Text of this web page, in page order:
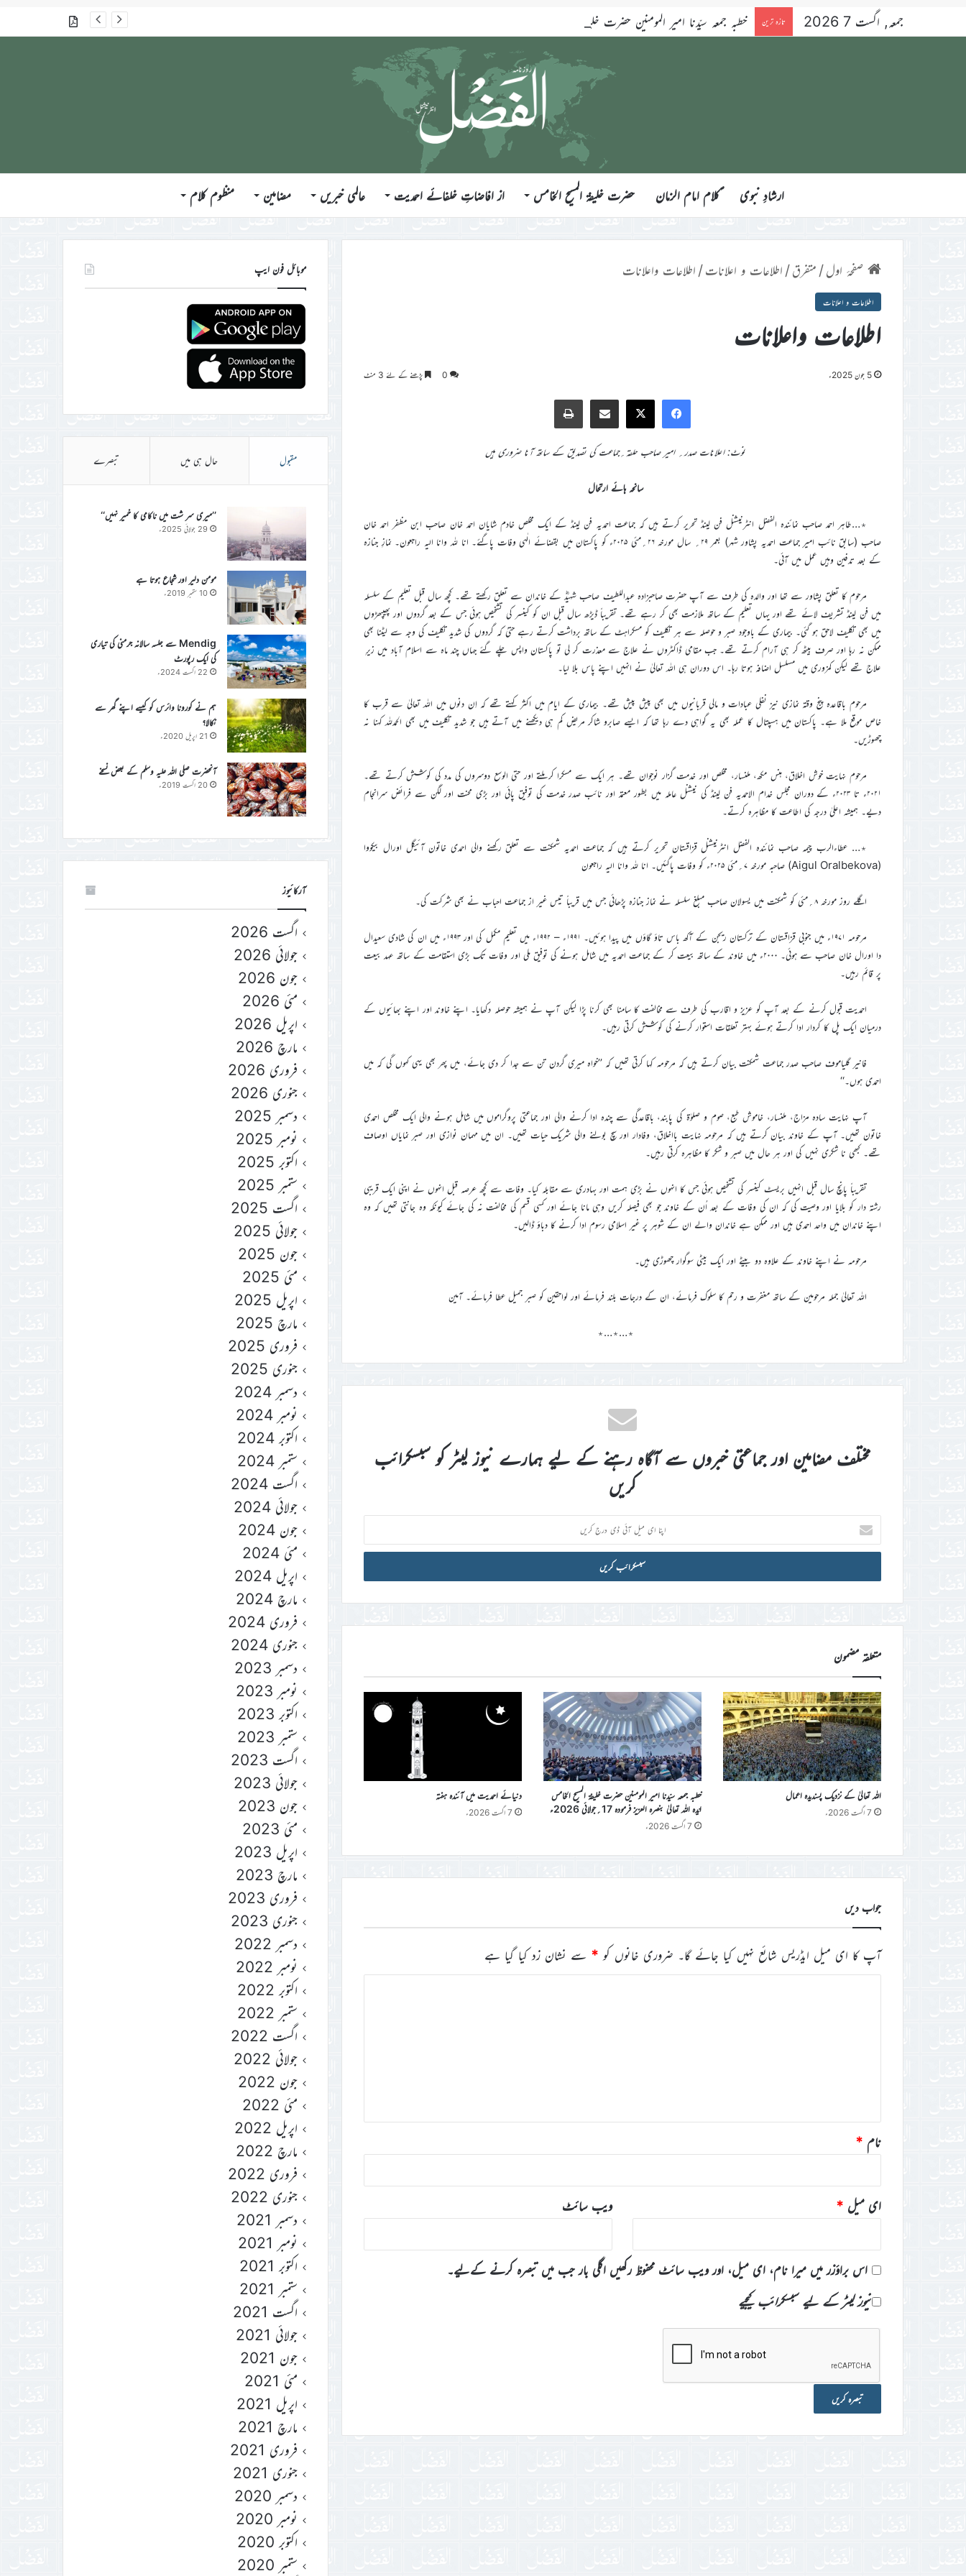
جمعہ, اگست 7 2026 تازہ ترین خطبہ جمعہ سیّدنا امیر المومنین حضرت خلیفۃ المسیح الخامس ایّدہ اللہ تعالیٰ بنصرہ العزیز فرمودہ 17؍جولائی 2026ء گذشتہ شمارے
ارشادِ نبوی ؑکلام امام الزمان حضرت خلیفۃ المسیح الخامس از افاضاتِ خلفائے احمدیت عالمی خبریں مضامین منظوم کلام
صفحۂ اول/ متفرق/ اطلاعات و اعلانات/ اطلاعات واعلانات
اطلاعات و اعلانات
اطلاعات واعلانات
5 جون 2025ء 0 پڑھنے کے لئے 3 منٹ
Facebook
X
Share via Email
Print
نوٹ: اعلانات صدر؍ امیر صاحب حلقہ؍جماعت کی تصدیق کے ساتھ آنا ضروری ہیں
سانحہ ہائے ارتحال
٭…طاہر احمد صاحب نمائندہ الفضل انٹرنیشنل فن لینڈ تحریر کرتے ہیں کہ جماعت احمدیہ فن لینڈ کے ایک مخلص خادم شایان احمد خان صاحب ابن مظفر احمد خان
صاحب (سابق نائب امیر جماعت احمدیہ پشاور شہر) بعمر ۲۹؍ سال مورخہ ۲۶؍مئی ۲۰۲۵ء کو پاکستان میں بقضائے الٰہی وفات پاگئے۔ انا للہ وانا الیہ راجعون۔ نمازِ جنازہ
کے بعد تدفین وہیں عمل میں آئی۔
مرحوم کا تعلق پشاور سے تھا اور والدہ کی طرف سے آپ حضرت صاحبزادہ عبداللطیف صاحب شہیدؓ کے خاندان سے تعلق رکھتے تھے۔ کچھ سال قبل تعلیم کے سلسلہ
میں فن لینڈ تشریف لائے تھے اور یہاں تعلیم کے ساتھ ملازمت بھی کر رہے تھے۔ تقریباً ڈیڑھ سال قبل ان کو کینسر کی تشخیص ہوئی جس کے بعد گردوں اور پھیپھڑوں
میں بھی تکلیف لاحق ہو گئی۔ بیماری کے باوجود صبر و حوصلہ سے ہر تکلیف کو مسکراہٹ کے ساتھ برداشت کرتے رہے حتیٰ کہ گردوں کی شدید تکلیف کی وجہ سے لیٹنا بھی
ممکن نہ رہا اور صرف بیٹھ کر ہی آرام کرتے تھے۔ جب مقامی ڈاکٹروں نے علاج سے معذرت کر لی تو پاکستان واپس چلے گئے جہاں چند ماہ سے اسلام آباد میں زیرِ
علاج تھے لیکن کمزوری میں مسلسل اضافہ ہوتا رہا۔ اس دوران ہی اللہ تعالیٰ نے انہیں اپنے پاس بلا لیا۔
مرحوم باقاعدہ پنج وقتہ نمازی نیز نفلی عبادات و مالی قربانیوں میں بھی پیش پیش تھے۔ بیماری کے ایام میں اکثر کہتے تھے کہ اِن دنوں میں اللہ تعالیٰ سے قرب کا
خاص موقع ملا ہے۔ پاکستان میں ہسپتال کا عملہ بھی یہ گواہی دے رہا تھا کہ ایسے صابرو شاکر مریض کم ہی دیکھنے میں آتے ہیں جو شدید تکلیف میں بھی الحمدللہ کہنا نہ
چھوڑیں۔
مرحوم نہایت خوش اخلاق، ہنس مکھ، ملنسار، مخلص اور خدمت گزار نوجوان تھے۔ ہر ایک سے مسکرا کر ملتے اور حتی الوسع دوسروں کی مدد کی کوشش کرتے تھے۔
۲۰۲۱ء تا ۲۰۲۳ء کے دوران مجلس خدام الاحمدیہ فن لینڈ کی نیشنل عاملہ میں بطور معتمد اور نائب صدر خدمت کی توفیق پائی اور بڑی محنت اور لگن سے فرائض سرانجام
دیے۔ ہمیشہ اعلیٰ درجہ کی اطاعت کا مظاہرہ کرتے۔
٭… عطاءالرب چیمہ صاحب نمائندہ الفضل انٹرنیشنل قزاقستان تحریر کرتے ہیں کہ جماعت احمدیہ شمکنت سے تعلق رکھنے والی احمدی خاتون آئیگل اورال بیکووا
(Aigul Oralbekova) صاحبہ مورخہ ۷؍مئی ۲۰۲۵ء کو وفات پاگئیں۔ انا للہ وانا الیہ راجعون
اگلے روز مورخہ ۸؍مئی کو شمکنت میں یسولان صاحب مبلغ سلسلہ نے نماز جنازہ پڑھائی جس میں قریباً تیس غیر از جماعت احباب نے بھی شرکت کی۔
مرحومہ ۱۹۷۱ء میں جنوبی قزاقستان کے ترکستان ریجن کے آکھ باس تاؤ گاؤں میں پیدا ہوئیں۔ ۱۹۹۱ء – ۱۹۹۲ء میں تعلیم مکمل کی اور ۱۹۹۳ء میں ان کی شادی سعیدال
دا اورال خان صاحب سے ہوئی۔ ۲۰۰۰ء میں خاوند کے ساتھ بیعت کر کے جماعت احمدیہ میں شامل ہونے کی توفیق ملی اور وفات تک بڑی استقامت کے ساتھ عہد بیعت
پر قائم رہیں۔
احمدیت قبول کرنے کے بعد آپ کو عزیز و اقارب کی طرف سے مخالفت کا سامنا بھی کرنا پڑا لیکن آپ نے ہمیشہ حوصلہ دکھایا۔ اپنے خاوند اور اپنے بھائیوں کے
درمیان ایک پل کا کردار ادا کرتے ہوئے بہتر تعلقات استوار کرنے کی کوشش کرتی رہیں۔
فانیر گلیاموف صاحب صدر جماعت شمکنت بیان کرتے ہیں کہ مرحومہ کہا کرتی تھیں کہ ’’خواہ میری گردن تن سے جدا کر دی جائے، میں پھر بھی یہی کہوں گی کہ میں
احمدی ہوں۔‘‘
آپ نہایت سادہ مزاج، ملنسار، خاموش طبع، صوم و صلوٰۃ کی پابند، باقاعدگی سے چندہ ادا کرنے والی اور جماعتی پروگراموں میں شامل ہونے والی ایک مخلص احمدی
خاتون تھیں۔ آپ کے خاوند بیان کرتے ہیں کہ مرحومہ نہایت بااخلاق، وفادار اور سچ بولنے والی شریک حیات تھیں۔ ان میں مہمان نوازی اور صبر نمایاں اوصاف
تھے۔ کبھی نا شکری نہیں کی اور ہر حال میں صبر و شکر کا مظاہرہ کرتی رہیں۔
تقریباً پانچ سال قبل انہیں بریسٹ کینسر کی تشخیص ہوئی جس کا انہوں نے بڑی ہمت اور بہادری سے مقابلہ کیا۔ وفات سے کچھ عرصہ قبل انہوں نے اپنی ایک قریبی
رشتہ دار کو بلایا اور وصیت کی کہ ان کی وفات کے بعد اُن کے خاوند جو بھی فیصلہ کریں وہی مانا جائے اور کسی قسم کی مخالفت نہ کی جائے کیونکہ وہ جانتی تھیں کہ وہ
اپنے خاندان میں واحد احمدی ہیں اور ممکن ہے خاندان والے ان کے شوہر پر غیر اسلامی رسوم ادا کرنے کا دباؤ ڈالیں۔
مرحومہ نے اپنے خاوند کے علاوہ دو بیٹے اور ایک بیٹی سوگوار چھوڑی ہیں۔
اللہ تعالیٰ جملہ مرحومین کے ساتھ مغفرت و رحم کا سلوک فرمائے، ان کے درجات بلند فرمائے اور لواحقین کو صبر جمیل عطا فرمائے۔ آمین
٭…٭…٭
مختلف مضامین اور جماعتی خبروں سے آگاہ رہنے کے لیے ہمارے نیوز لیٹر کو سبسکرائب
کریں
اپنا
ای
میل
ڈی
متعلقہ مضمون
اللہ تعالیٰ کے نزدیک پسندیدہ اعمال
7 اگست 2026ء
خطبہ جمعہ سیّدنا امیر المومنین حضرت خلیفۃ المسیح الخامس
ایّدہ اللہ تعالیٰ بنصرہ العزیز فرمودہ 17؍جولائی 2026ء
7 اگست 2026ء
دنیائے احمدیت میں آئندہ ہفتہ
7 اگست 2026ء
جواب دیں
آپ کا ای میل ایڈریس شائع نہیں کیا جائے گا۔ ضروری خانوں کو * سے نشان زد کیا گیا ہے
نام *
ای میل * ویب‌ سائٹ
اس براؤزر میں میرا نام، ای میل، اور ویب سائٹ محفوظ رکھیں اگلی بار جب میں تبصرہ کرنے کےلیے۔
نیوز لیٹر کے لیے سبسکرائب کیجیے
موبائل فون ایپ
مقبول حال ہی میں تبصرے
’’میری سر شت میں ناکامی کا خمیر نہیں‘‘
29 جولائی 2025ء
مومن دلیر اور شجاع ہوتا ہے
10 ستمبر 2019ء
Mendig سے جلسہ سالانہ جرمنی کی تیاری
کی ایک رپورٹ
22 اگست 2024ء
ہم نے کورونا وائرس کو کیسے اپنے گھر سے
نکالا؟
21 اپریل 2020ء
آنحضرت صلی اللہ علیہ وسلم کے بعض نسخے
20 اگست 2019ء
آرکائیوز
اگست 2026
جولائی 2026
جون 2026
مئی 2026
اپریل 2026
مارچ 2026
فروری 2026
جنوری 2026
دسمبر 2025
نومبر 2025
اکتوبر 2025
ستمبر 2025
اگست 2025
جولائی 2025
جون 2025
مئی 2025
اپریل 2025
مارچ 2025
فروری 2025
جنوری 2025
دسمبر 2024
نومبر 2024
اکتوبر 2024
ستمبر 2024
اگست 2024
جولائی 2024
جون 2024
مئی 2024
اپریل 2024
مارچ 2024
فروری 2024
جنوری 2024
دسمبر 2023
نومبر 2023
اکتوبر 2023
ستمبر 2023
اگست 2023
جولائی 2023
جون 2023
مئی 2023
اپریل 2023
مارچ 2023
فروری 2023
جنوری 2023
دسمبر 2022
نومبر 2022
اکتوبر 2022
ستمبر 2022
اگست 2022
جولائی 2022
جون 2022
مئی 2022
اپریل 2022
مارچ 2022
فروری 2022
جنوری 2022
دسمبر 2021
نومبر 2021
اکتوبر 2021
ستمبر 2021
اگست 2021
جولائی 2021
جون 2021
مئی 2021
اپریل 2021
مارچ 2021
فروری 2021
جنوری 2021
دسمبر 2020
نومبر 2020
اکتوبر 2020
ستمبر 2020